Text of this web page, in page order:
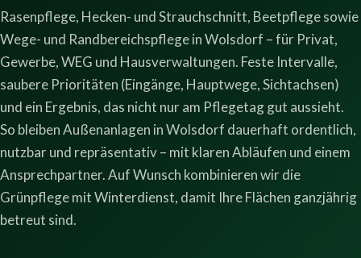
Rasenpflege, Hecken- und Strauchschnitt, Beetpflege sowie
Wege- und Randbereichspflege in Wolsdorf – für Privat,
Gewerbe, WEG und Hausverwaltungen. Feste Intervalle,
saubere Prioritäten (Eingänge, Hauptwege, Sichtachsen)
und ein Ergebnis, das nicht nur am Pflegetag gut aussieht.
So bleiben Außenanlagen in Wolsdorf dauerhaft ordentlich,
nutzbar und repräsentativ – mit klaren Abläufen und einem
Ansprechpartner. Auf Wunsch kombinieren wir die
Grünpflege mit Winterdienst, damit Ihre Flächen ganzjährig
betreut sind.